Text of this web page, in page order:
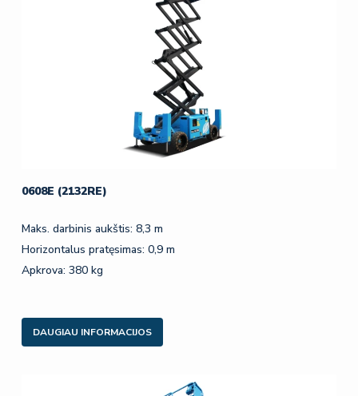
0608E (2132RE)
Maks. darbinis aukštis: 8,3 m
Horizontalus pratęsimas: 0,9 m
Apkrova: 380 kg
DAUGIAU INFORMACIJOS